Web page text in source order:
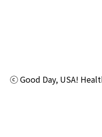
ⓒ Good Day, USA!